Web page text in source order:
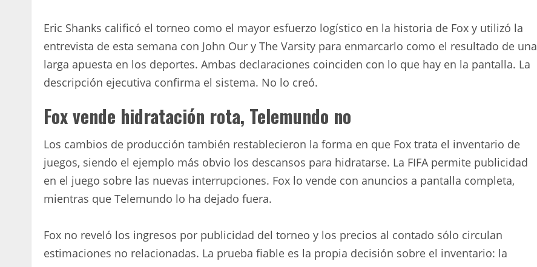
Eric Shanks calificó el torneo como el mayor esfuerzo logístico en la historia de Fox y utilizó la
entrevista de esta semana con John Our y The Varsity para enmarcarlo como el resultado de una
larga apuesta en los deportes. Ambas declaraciones coinciden con lo que hay en la pantalla. La
descripción ejecutiva confirma el sistema. No lo creó.
Fox vende hidratación rota, Telemundo no
Los cambios de producción también restablecieron la forma en que Fox trata el inventario de
juegos, siendo el ejemplo más obvio los descansos para hidratarse. La FIFA permite publicidad
en el juego sobre las nuevas interrupciones. Fox lo vende con anuncios a pantalla completa,
mientras que Telemundo lo ha dejado fuera.
Fox no reveló los ingresos por publicidad del torneo y los precios al contado sólo circulan
estimaciones no relacionadas. La prueba fiable es la propia decisión sobre el inventario: la